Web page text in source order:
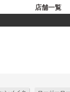
店舗一覧